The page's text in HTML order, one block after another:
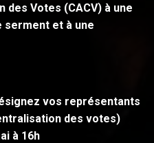
des Votes (CACV) à une
serment et à une
vos représentants
des votes)
à 16h